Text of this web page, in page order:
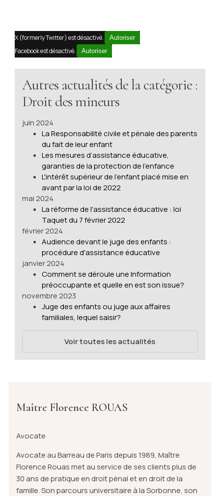
X (formerly Twitter) est désactivé. Autoriser
Facebook est désactivé. Autoriser
Autres actualités de la catégorie :
Droit des mineurs
juin 2024
La Responsabilité civile et pénale des parents
du fait de leur enfant
Les mesures d’assistance éducative,
garanties de la protection de l’enfance
L'intérêt supérieur de l'enfant placé mise en
avant par la loi de 2022
mai 2024
La réforme de l'assistance éducative : loi
Taquet du 7 février 2022
février 2024
Audience devant le juge des enfants :
procédure d'assistance éducative
janvier 2024
Comment se déroule une Information
préoccupante et quelle en est son issue?
novembre 2023
Juge des enfants ou juge aux affaires
familiales, lequel saisir?
Voir toutes les actualités
Maître Florence ROUAS
Avocate
Avocate au Barreau de Paris depuis 1989, Maître
Florence Rouas met au service de ses clients plus de
30 ans de pratique en droit pénal et en droit de la
famille. Son parcours universitaire à la Sorbonne, son